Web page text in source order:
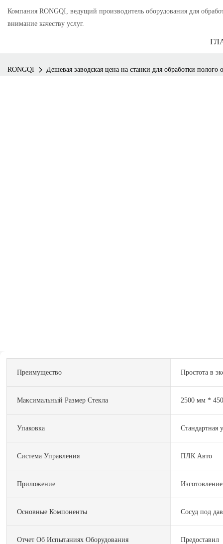
Компания RONGQI, ведущий производитель оборудования для
внимание качеству услуг.
RONGQI Дешевая заводская цена на станки для обработки полого
Преимущество Простота в
Максимальный Размер Стекла 2500 мм *
Упаковка Стандартная
Система Управления ПЛК Авто
Приложение
Основные Компоненты Сосуд под
Отчет Об Испытаниях Оборудования Предоставил